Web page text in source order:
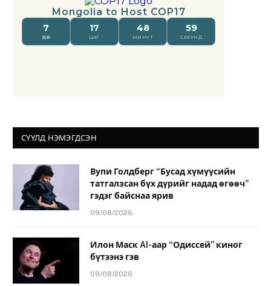
СҮҮЛД НЭМЭГДСЭН
Вупи Голдберг “Бусад хүмүүсийн
татгалзсан бүх дүрийг надад өгөөч”
гэдэг байснаа ярив
09/08/2026
Илон Маск AI-аар “Одиссей” киног
бүтээнэ гэв
09/08/2026